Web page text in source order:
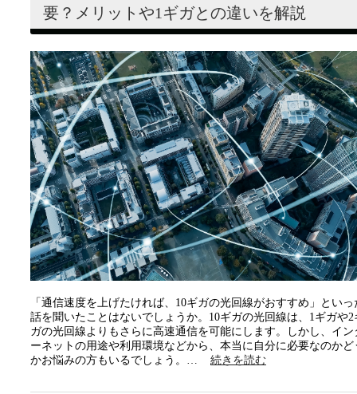
お得なセット割
お友達紹介クーポン
要？メリットや1ギガとの違いを解説
「通信速度を上げたければ、10ギガの光回線がおすすめ」といっ
話を聞いたことはないでしょうか。10ギガの光回線は、1ギガや2
ガの光回線よりもさらに高速通信を可能にします。しかし、イン
ーネットの用途や利用環境などから、本当に自分に必要なのかど
かお悩みの方もいるでしょう。…
続きを読む